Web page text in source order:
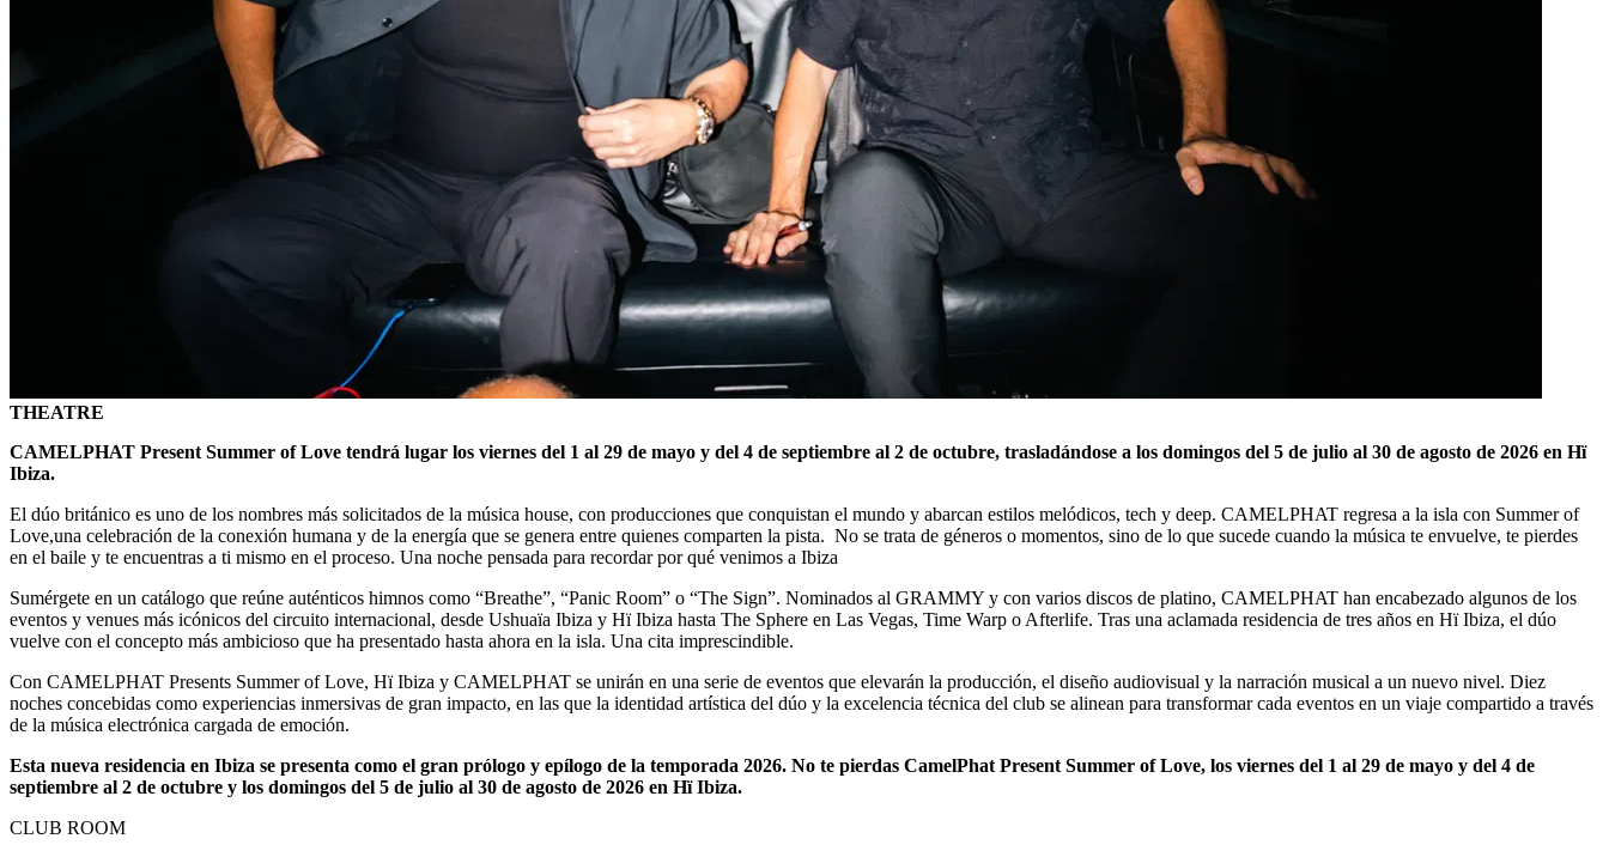
THEATRE
CAMELPHAT Present Summer of Love tendrá lugar los viernes del 1 al 29 de mayo y del 4 de septiembre al 2 de octubre, trasladándose a los domingos del 5 de julio al 30 de agosto de 2026 en Hï
Ibiza.
El dúo británico es uno de los nombres más solicitados de la música house, con producciones que conquistan el mundo y abarcan estilos melódicos, tech y deep. CAMELPHAT regresa a la isla con Summer of
Love,una celebración de la conexión humana y de la energía que se genera entre quienes comparten la pista. No se trata de géneros o momentos, sino de lo que sucede cuando la música te envuelve, te pierdes
en el baile y te encuentras a ti mismo en el proceso. Una noche pensada para recordar por qué venimos a Ibiza
Sumérgete en un catálogo que reúne auténticos himnos como “Breathe”, “Panic Room” o “The Sign”. Nominados al GRAMMY y con varios discos de platino, CAMELPHAT han encabezado algunos de los
eventos y venues más icónicos del circuito internacional, desde Ushuaïa Ibiza y Hï Ibiza hasta The Sphere en Las Vegas, Time Warp o Afterlife. Tras una aclamada residencia de tres años en Hï Ibiza, el dúo
vuelve con el concepto más ambicioso que ha presentado hasta ahora en la isla. Una cita imprescindible.
Con CAMELPHAT Presents Summer of Love, Hï Ibiza y CAMELPHAT se unirán en una serie de eventos que elevarán la producción, el diseño audiovisual y la narración musical a un nuevo nivel. Diez
noches concebidas como experiencias inmersivas de gran impacto, en las que la identidad artística del dúo y la excelencia técnica del club se alinean para transformar cada eventos en un viaje compartido a través
de la música electrónica cargada de emoción.
Esta nueva residencia en Ibiza se presenta como el gran prólogo y epílogo de la temporada 2026. No te pierdas CamelPhat Present Summer of Love, los viernes del 1 al 29 de mayo y del 4 de
septiembre al 2 de octubre y los domingos del 5 de julio al 30 de agosto de 2026 en Hï Ibiza.
CLUB ROOM